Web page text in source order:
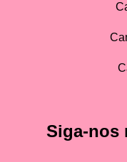
Siga-nos